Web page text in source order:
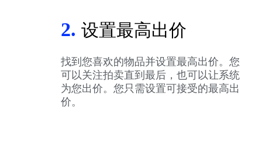
2. 设置最高出价
找到您喜欢的物品并设置最高出价。您
可以关注拍卖直到最后，也可以让系统
为您出价。您只需设置可接受的最高出
价。